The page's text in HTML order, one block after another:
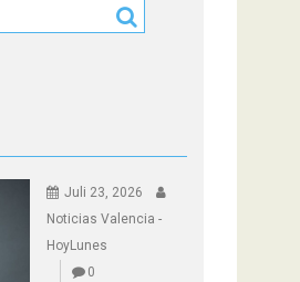
Juli 23, 2026
Noticias Valencia -
HoyLunes
0